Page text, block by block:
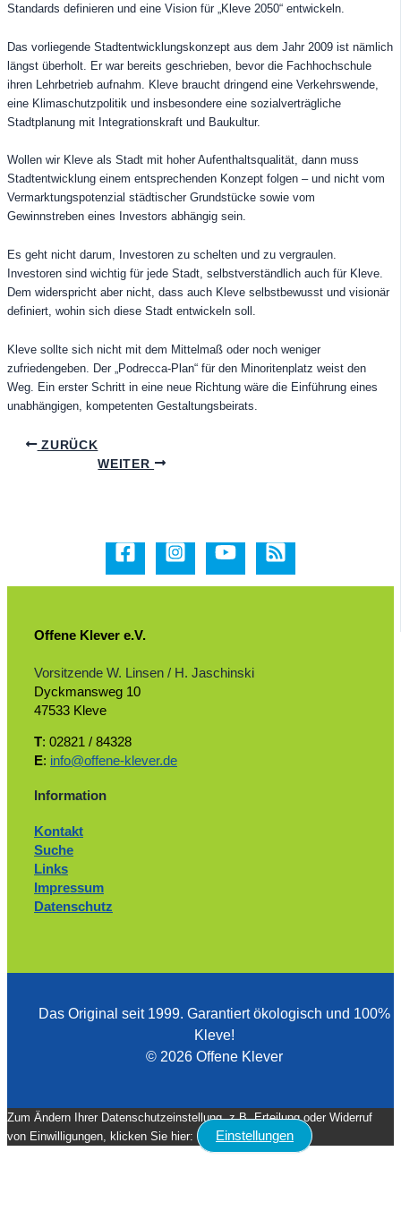
Standards definieren und eine Vision für „Kleve 2050“ entwickeln.
Das vorliegende Stadtentwicklungskonzept aus dem Jahr 2009 ist nämlich
längst überholt. Er war bereits geschrieben, bevor die Fachhochschule
ihren Lehrbetrieb aufnahm. Kleve braucht dringend eine Verkehrswende,
eine Klimaschutzpolitik und insbesondere eine sozialverträgliche
Stadtplanung mit Integrationskraft und Baukultur.
Wollen wir Kleve als Stadt mit hoher Aufenthaltsqualität, dann muss
Stadtentwicklung einem entsprechenden Konzept folgen – und nicht vom
Vermarktungspotenzial städtischer Grundstücke sowie vom
Gewinnstreben eines Investors abhängig sein.
Es geht nicht darum, Investoren zu schelten und zu vergraulen.
Investoren sind wichtig für jede Stadt, selbstverständlich auch für Kleve.
Dem widerspricht aber nicht, dass auch Kleve selbstbewusst und visionär
definiert, wohin sich diese Stadt entwickeln soll.
Kleve sollte sich nicht mit dem Mittelmaß oder noch weniger
zufriedengeben. Der „Podrecca-Plan“ für den Minoritenplatz weist den
Weg. Ein erster Schritt in eine neue Richtung wäre die Einführung eines
unabhängigen, kompetenten Gestaltungsbeirats.
ZURÜCK
WEITER
Offene Klever e.V.
Vorsitzende W. Linsen / H. Jaschinski
Dyckmansweg 10
47533 Kleve
T: 02821 / 84328
E: info@offene-klever.de
Information
Kontakt
Suche
Links
Impressum
Datenschutz
Das Original seit 1999. ­Garantiert ökologisch und 100%
Kleve!
© 2026 Offene Klever
Zum Ändern Ihrer Datenschutzeinstellung, z.B. Erteilung oder Widerruf
von Einwilligungen, klicken Sie hier:
Einstellungen